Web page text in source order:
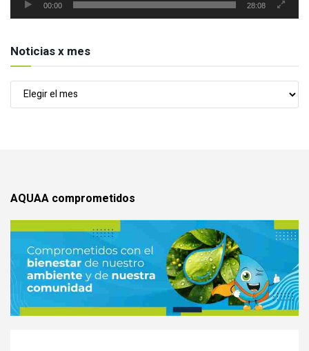
00:00 28:08
Noticias x mes
Noticias
AQUAA comprometidos